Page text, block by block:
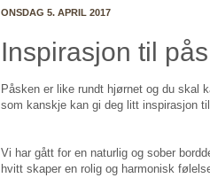
ONSDAG 5. APRIL 2017
Inspirasjon til
Påsken er like rundt hjørnet og du skal
som kanskje kan gi deg litt inspirasjon
Vi har gått for en naturlig og sober
hvitt skaper en rolig og harmonisk